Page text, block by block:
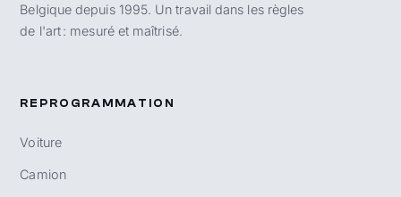
Belgique depuis 1995. Un travail dans les règles
de l'art : mesuré et maîtrisé.
REPROGRAMMATION
Voiture
Camion